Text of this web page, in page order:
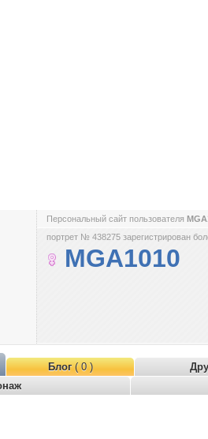
Персональный сайт пользователя
портрет № 438275 зарегистрирован
MGA1010
Блог( 0 )